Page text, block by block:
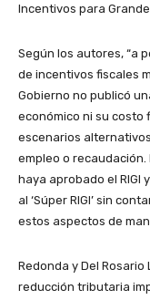
Incentivos para
Según los autores, “a
de incentivos fiscales
Gobierno no publicó
económico ni su costo
escenarios
empleo o
haya aprobado el RIGI
al ‘Súper RIGI’ sin
estos aspectos de
Redonda y Del
reducción tributaria